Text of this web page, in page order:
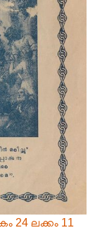
24 ലക്കം 11